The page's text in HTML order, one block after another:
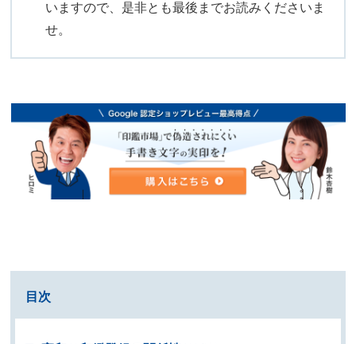
いますので、是非とも最後までお読みくださいま
せ。
目次